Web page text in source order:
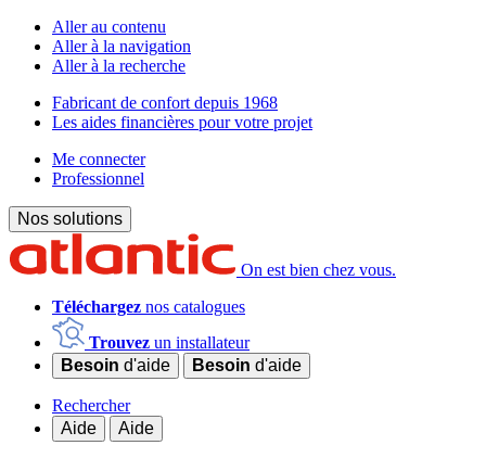
Aller au contenu
Aller à la navigation
Aller à la recherche
Fabricant de confort depuis 1968
Les aides financières pour votre projet
Me connecter
Professionnel
Nos solutions
On est bien chez vous.
Téléchargez nos catalogues
Trouvez un installateur
Besoin d'aide Besoin d'aide
Rechercher
Aide
Aide